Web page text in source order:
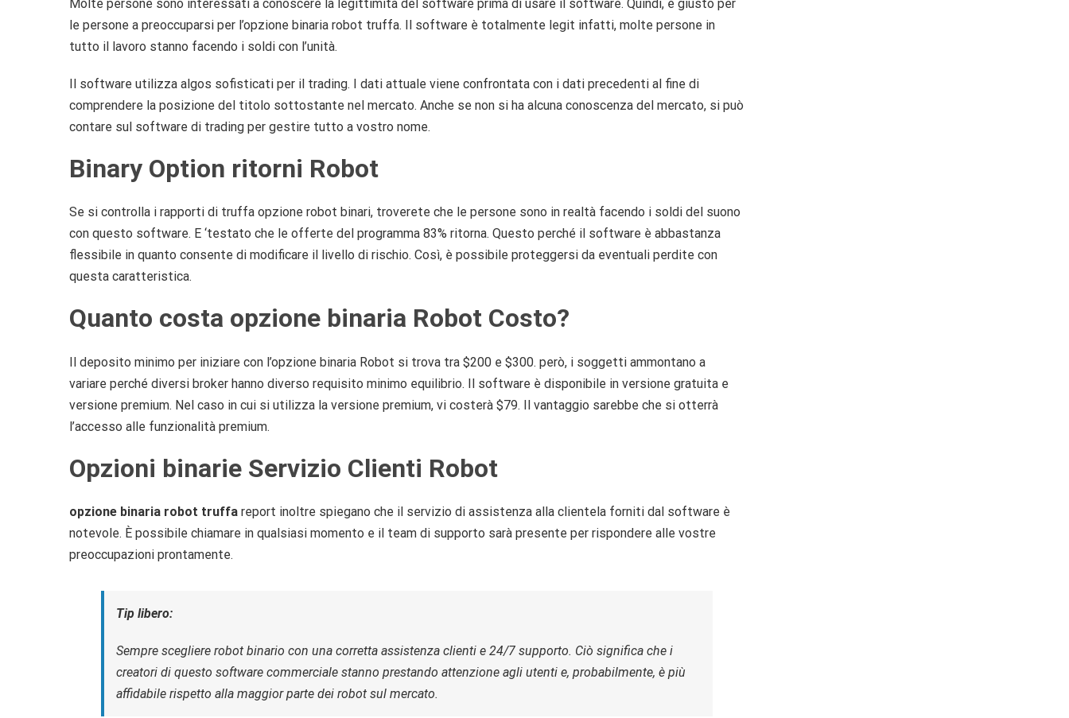
Molte persone sono interessati a conoscere la legittimità del software prima di usare il software. Quindi, è giusto per
le persone a preoccuparsi per l’opzione binaria robot truffa. Il software è totalmente legit infatti, molte persone in
tutto il lavoro stanno facendo i soldi con l’unità.
Il software utilizza algos sofisticati per il trading. I dati attuale viene confrontata con i dati precedenti al fine di
comprendere la posizione del titolo sottostante nel mercato. Anche se non si ha alcuna conoscenza del mercato, si può
contare sul software di trading per gestire tutto a vostro nome.
Binary Option ritorni Robot
Se si controlla i rapporti di truffa opzione robot binari, troverete che le persone sono in realtà facendo i soldi del suono
con questo software. E ‘testato che le offerte del programma 83% ritorna. Questo perché il software è abbastanza
flessibile in quanto consente di modificare il livello di rischio. Così, è possibile proteggersi da eventuali perdite con
questa caratteristica.
Quanto costa opzione binaria Robot Costo?
Il deposito minimo per iniziare con l’opzione binaria Robot si trova tra $200 e $300. però, i soggetti ammontano a
variare perché diversi broker hanno diverso requisito minimo equilibrio. Il software è disponibile in versione gratuita e
versione premium. Nel caso in cui si utilizza la versione premium, vi costerà $79. Il vantaggio sarebbe che si otterrà
l’accesso alle funzionalità premium.
Opzioni binarie Servizio Clienti Robot
opzione binaria robot truffa report inoltre spiegano che il servizio di assistenza alla clientela forniti dal software è
notevole. È possibile chiamare in qualsiasi momento e il team di supporto sarà presente per rispondere alle vostre
preoccupazioni prontamente.
Tip libero:
Sempre scegliere robot binario con una corretta assistenza clienti e 24/7 supporto. Ciò significa che i
creatori di questo software commerciale stanno prestando attenzione agli utenti e, probabilmente, è più
affidabile rispetto alla maggior parte dei robot sul mercato.